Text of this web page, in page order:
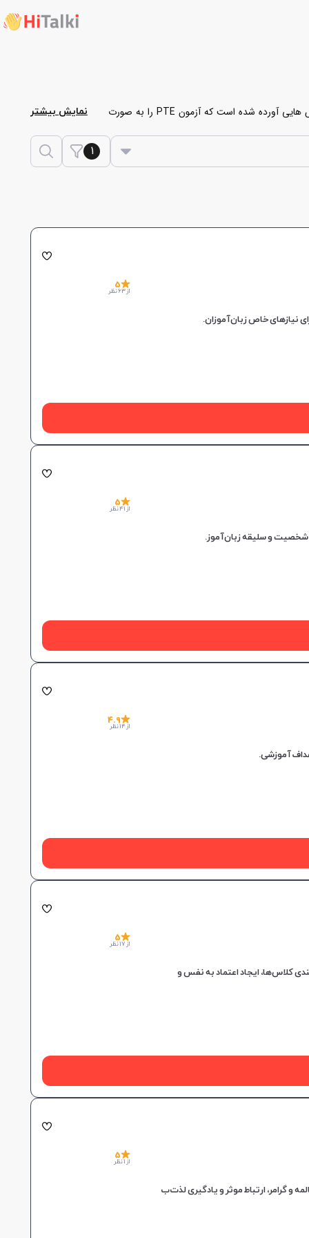
برای آموزش زبان انگلیسی به زبان آموزان می‌باشد. در ادامه یک لیست از مدرس هایی آورده شده است که آزمون PTE را به صورت
نمایش بیشتر
1
5
از 63 نظر
5
از 41 نظر
4.9
از 14 نظر
5
از 17 نظر
5
از 1 نظر